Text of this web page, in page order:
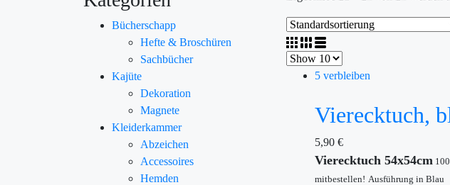
Bücherschapp
Hefte & Broschüren
Sachbücher
Kajüte
Dekoration
Magnete
Kleiderkammer
Abzeichen
Accessoires
Hemden
5 verbleiben
Vierecktuch,
5,90 €
Vierecktuch 54x54cm
mitbestellen! Ausführung in Blau